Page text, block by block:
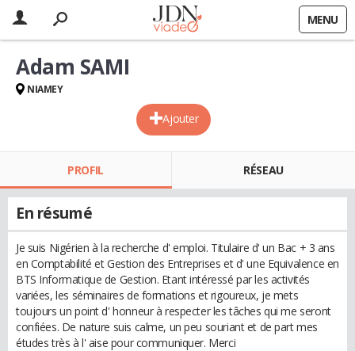
MENU
Ajouter
Adam SAMI
NIAMEY
PROFIL RÉSEAU
En résumé
Je suis Nigérien à la recherche d' emploi. Titulaire d' un Bac + 3 ans
en Comptabilité et Gestion des Entreprises et d' une Equivalence en
BTS Informatique de Gestion. Etant intéressé par les activités
variées, les séminaires de formations et rigoureux, je mets
toujours un point d' honneur à respecter les tâches qui me seront
confiées. De nature suis calme, un peu souriant et de part mes
études très à l' aise pour communiquer. Merci